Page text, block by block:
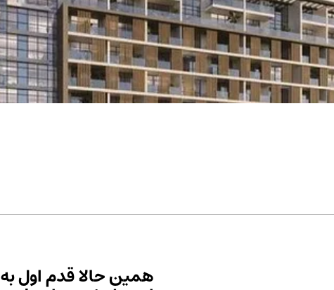
همین حالا قدم اول